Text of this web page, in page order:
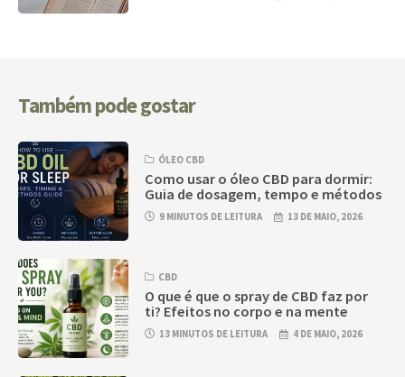
Também pode gostar
ÓLEO CBD
Como usar o óleo CBD para dormir:
Guia de dosagem, tempo e métodos
9 MINUTOS DE LEITURA 13 DE MAIO, 2026
CBD
O que é que o spray de CBD faz por
ti? Efeitos no corpo e na mente
13 MINUTOS DE LEITURA 4 DE MAIO, 2026